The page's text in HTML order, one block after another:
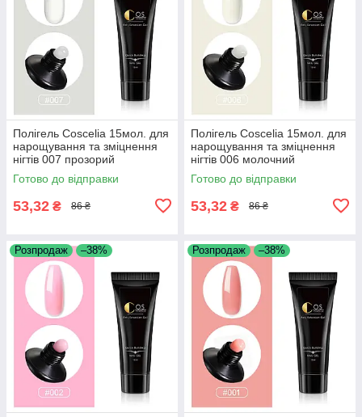
Полігель Coscelia 15мол. для
нарощування та зміцнення
нігтів 007 прозорий
Готово до відправки
53,32 ₴ 86 ₴
Полігель Coscelia 15мол. для
нарощування та зміцнення
нігтів 006 молочний
Готово до відправки
53,32 ₴ 86 ₴
Розпродаж –38% Розпродаж –38%